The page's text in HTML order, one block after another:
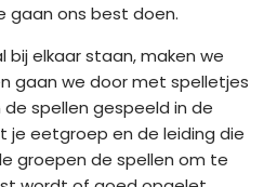
gaan ons best doen.
bij elkaar staan, maken we
gaan we door met spelletjes
spellen gespeeld in de
je eetgroep en de leiding die
groepen de spellen om te